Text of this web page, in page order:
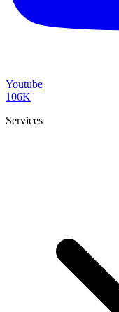
Youtube
106K
Services